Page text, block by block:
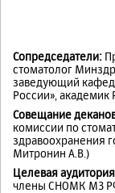
Сопредседатели:
стоматолог
заведующий
России»,
Совещание
комиссии по
здравоохранения
Митронин А.В.)
Целевая
члены СНОМК МЗ